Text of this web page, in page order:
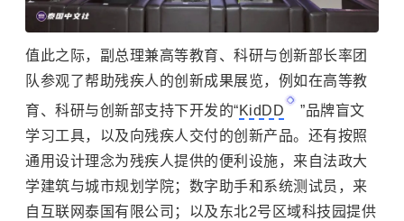
值此之际，副总理兼高等教育、科研与创新部长率团
队参观了帮助残疾人的创新成果展览，例如在高等教
育、科研与创新部支持下开发的“KidDD
”品牌盲文
学习工具，以及向残疾人交付的创新产品。还有按照
通用设计理念为残疾人提供的便利设施，来自法政大
学建筑与城市规划学院；数字助手和系统测试员，来
自互联网泰国有限公司；以及东北2号区域科技园提供